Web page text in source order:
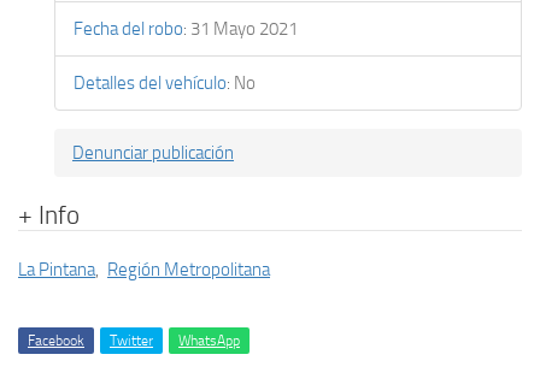
Fecha del robo: 31 Mayo 2021
Detalles del vehículo: No
Denunciar publicación
+ Info
La Pintana, Región Metropolitana
Facebook Twitter WhatsApp